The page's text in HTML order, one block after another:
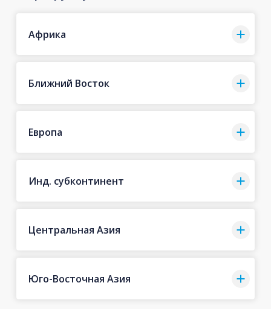
Африка
Ближний Восток
Европа
Инд. субконтинент
Центральная Азия
Юго-Восточная Азия